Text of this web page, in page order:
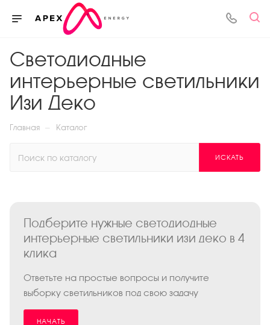
Светодиодные
интерьерные светильники
Изи Деко
Главная — Каталог
ИСКАТЬ
Подберите нужные светодиодные
интерьерные светильники изи деко в 4
клика
Ответьте на простые вопросы и получите
выборку светильников под свою задачу
НАЧАТЬ